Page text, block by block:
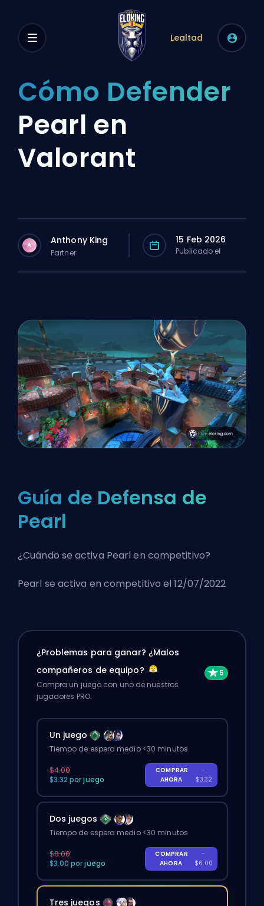
Lealtad
Cómo Defender
Pearl en
Valorant
A Anthony King
Partner
15 Feb 2026
Publicado el
Guía de Defensa de
Pearl
¿Cuándo se activa Pearl en competitivo?
Pearl se activa en competitivo el 12/07/2022
¿Problemas para ganar? ¿Malos
compañeros de equipo?
Compra un juego con uno de nuestros
jugadores PRO.
Un juego
Tiempo de espera medio <30 minutos
$4.00
$3.32 por juego
COMPRAR
AHORA
-
$3.32
Dos juegos
Tiempo de espera medio <30 minutos
$8.00
$3.00 por juego
COMPRAR
AHORA
-
$6.00
Tres juegos